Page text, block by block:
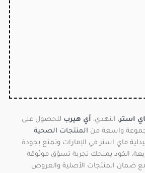
استر، النهدي، أي هيرب للحصول على
واسعة من المنتجات الصحية
ماي استر في الإمارات وتمتع بجودة
الكود يمنحك تجربة تسوّق موثوقة
ضمان المنتجات الأصلية والعروض